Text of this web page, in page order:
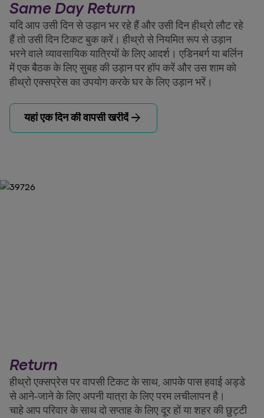
Same Day Return
यदि आप उसी दिन से उड़ान भर रहे हैं और उसी दिन हीथ्रो लौट रहे
हैं तो उसी दिन टिकट बुक करें। हीथ्रो से नियमित रूप से उड़ान
भरने वाले व्यावसायिक यात्रियों के लिए आदर्श। एडिनबर्ग या बर्लिन
में एक बैठक के लिए सुबह की उड़ान पर हॉप करें और उस शाम को
हीथ्रो एक्सप्रेस का उपयोग करके घर के लिए उड़ान भरें।
यहां एक दिन की वापसी खरीदें arrow_forward
Return
हीथ्रो एक्सप्रेस पर वापसी टिकट के साथ, आपके पास हवाई अड्डे
से आने-जाने के लिए अपनी यात्रा के लिए परम लचीलापन है।
चाहे आप परिवार के साथ दो सप्ताह के लिए दूर हों या शहर की छुट्टी